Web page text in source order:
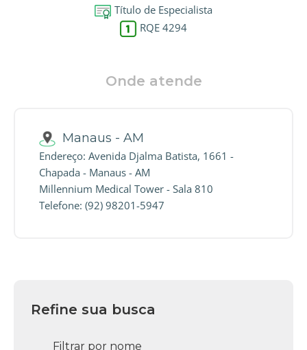
Título de Especialista
RQE 4294
Onde atende
Manaus - AM
Endereço: Avenida Djalma Batista, 1661 -
Chapada - Manaus - AM
Millennium Medical Tower - Sala 810
Telefone: (92) 98201-5947
Refine sua busca
Filtrar por nome